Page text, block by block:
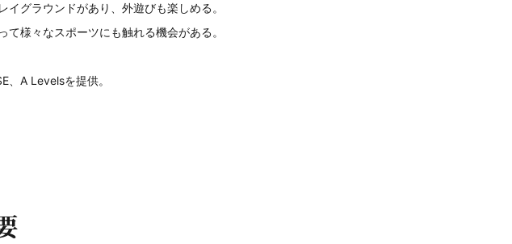
グラウンドがあり、外遊びも楽しめる。
様々なスポーツにも触れる機会がある。
、A Levelsを提供。